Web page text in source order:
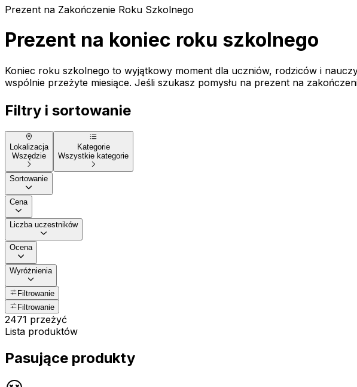
Prezent na Zakończenie Roku Szkolnego
Prezent na koniec roku szkolnego
Koniec roku szkolnego to wyjątkowy moment dla uczniów, rodziców i
wspólnie przeżyte miesiące. Jeśli szukasz pomysłu na prezent na
Filtry i sortowanie
Lokalizacja
Wszędzie
Kategorie
Wszystkie kategorie
Sortowanie
Cena
Liczba uczestników
Ocena
Wyróżnienia
Filtrowanie
Filtrowanie
2471 przeżyć
Lista produktów
Pasujące produkty